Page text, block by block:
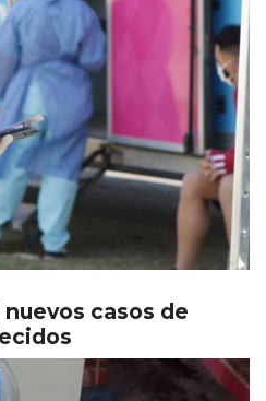
casos de